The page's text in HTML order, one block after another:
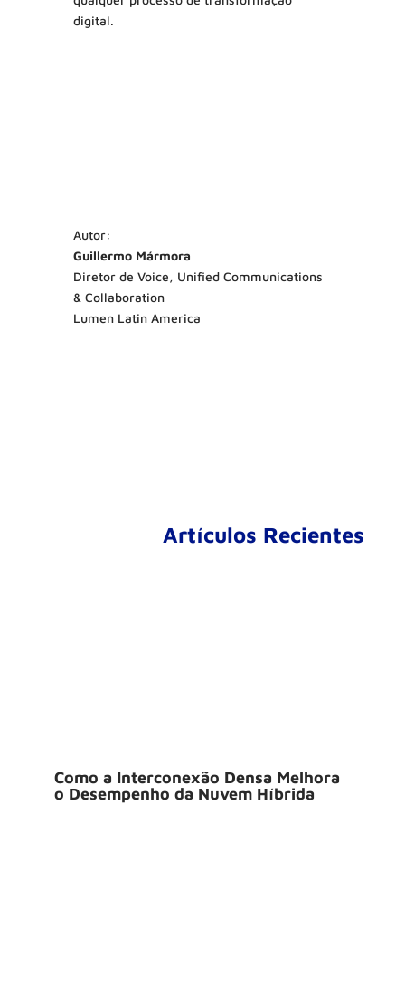
digital.
Autor:
Guillermo Mármora
Diretor de Voice, Unified Communications
& Collaboration
Lumen Latin America
Artículos Recientes
Como a Interconexão Densa Melhora
o Desempenho da Nuvem Híbrida